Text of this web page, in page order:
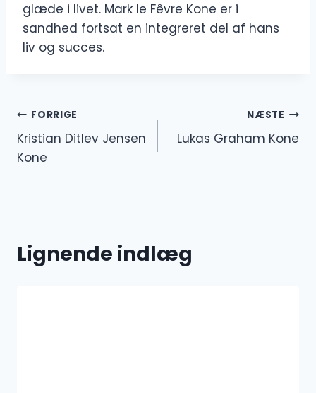
glæde i livet. Mark le Fêvre Kone er i
sandhed fortsat en integreret del af hans
liv og succes.
Indlægsnavigation
FORRIGE
Kristian Ditlev Jensen
Kone
NÆSTE
Lukas Graham Kone
Lignende indlæg